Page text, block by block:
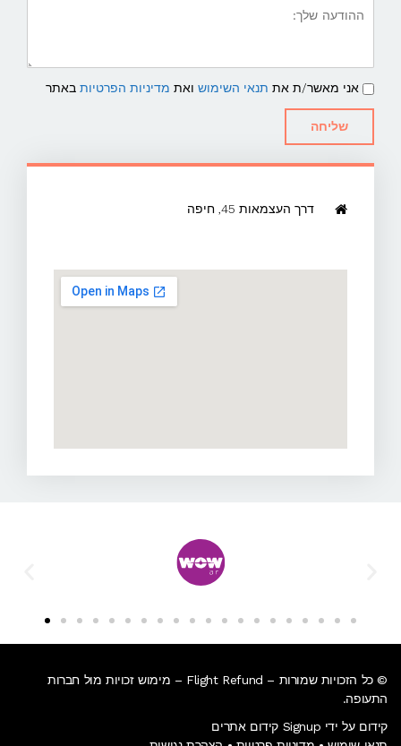
שלך:
תנאי
שימוש
ומדיניות
אני מאשר/ת את תנאי השימוש ואת מדיניות הפרטיות באתר
שליחה
דרך העצמאות 45, חיפה
© כל הזכויות שמורות – Flight Refund – מימוש זכויות מול חברות
התעופה.
קידום על ידי Signup קידום אתרים